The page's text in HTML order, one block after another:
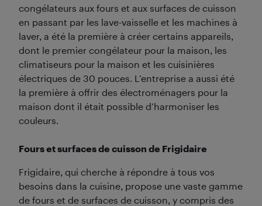
congélateurs aux fours et aux surfaces de cuisson
en passant par les lave-vaisselle et les machines à
laver, a été la première à créer certains appareils,
dont le premier congélateur pour la maison, les
climatiseurs pour la maison et les cuisinières
électriques de 30 pouces. L’entreprise a aussi été
la première à offrir des électroménagers pour la
maison dont il était possible d’harmoniser les
couleurs.
Fours et surfaces de cuisson de Frigidaire
Frigidaire, qui cherche à répondre à tous vos
besoins dans la cuisine, propose une vaste gamme
de fours et de surfaces de cuisson, y compris des